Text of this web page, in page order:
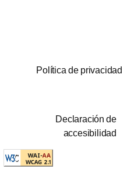
Política de privacidad
Declaración de
accesibilidad